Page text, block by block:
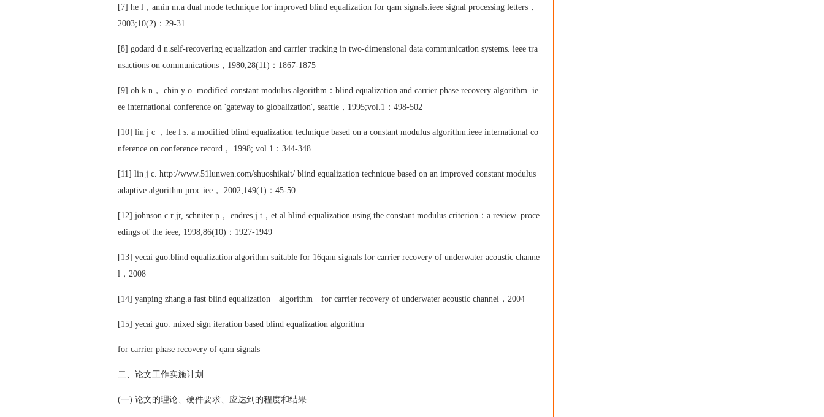
[7] he l，amin m.a dual mode technique for improved blind equalization for qam signals.ieee signal processing letters，
2003;10(2)：29-31
[8] godard d n.self-recovering equalization and carrier tracking in two-dimensional data communication systems. ieee tra
nsactions on communications，1980;28(11)：1867-1875
[9] oh k n， chin y o. modified constant modulus algorithm：blind equalization and carrier phase recovery algorithm. ie
ee international conference on 'gateway to globalization', seattle，1995;vol.1：498-502
[10] lin j c ，lee l s. a modified blind equalization technique based on a constant modulus algorithm.ieee international co
nference on conference record， 1998; vol.1：344-348
[11] lin j c. http://www.51lunwen.com/shuoshikait/ blind equalization technique based on an improved constant modulus
adaptive algorithm.proc.iee， 2002;149(1)：45-50
[12] johnson c r jr, schniter p， endres j t，et al.blind equalization using the constant modulus criterion：a review. proce
edings of the ieee, 1998;86(10)：1927-1949
[13] yecai guo.blind equalization algorithm suitable for 16qam signals for carrier recovery of underwater acoustic channe
l，2008
[14] yanping zhang.a fast blind equalization algorithm for carrier recovery of underwater acoustic channel，2004
[15] yecai guo. mixed sign iteration based blind equalization algorithm
for carrier phase recovery of qam signals
二、论文工作实施计划
(一) 论文的理论、硬件要求、应达到的程度和结果